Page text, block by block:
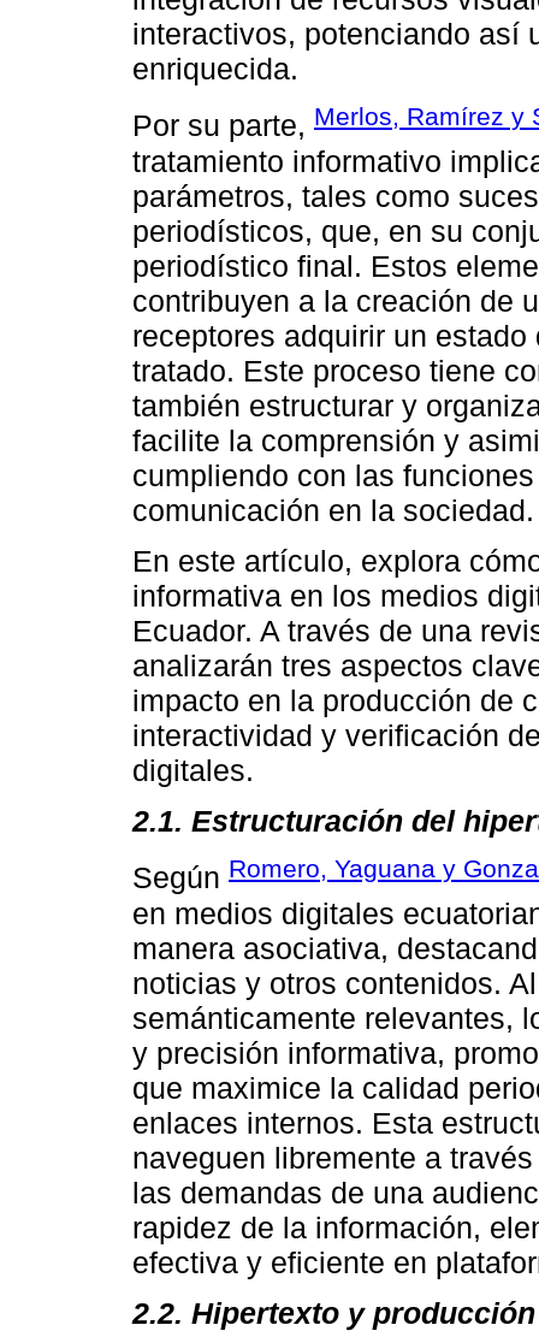
interactivos, potenciando así
enriquecida.
Por su parte, Merlos, Ramírez y
tratamiento informativo
parámetros, tales como
periodísticos, que, en su
periodístico final. Estos
contribuyen a la creación de
receptores adquirir un
tratado. Este proceso tiene
también estructurar y
facilite la comprensión y
cumpliendo con las
comunicación en la sociedad.
En este artículo, explora
informativa en los medios
Ecuador. A través de una
analizarán tres aspectos
impacto en la producción de
interactividad y verificación
digitales.
2.1. Estructuración del
Según Romero, Yaguana y
en medios digitales
manera asociativa,
noticias y otros contenidos.
semánticamente relevantes,
y precisión informativa,
que maximice la calidad
enlaces internos. Esta
naveguen libremente a
las demandas de una
rapidez de la información,
efectiva y eficiente en
2.2. Hipertexto y